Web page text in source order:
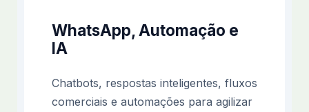
WhatsApp, Automação e
IA
Chatbots, respostas inteligentes, fluxos
comerciais e automações para agilizar